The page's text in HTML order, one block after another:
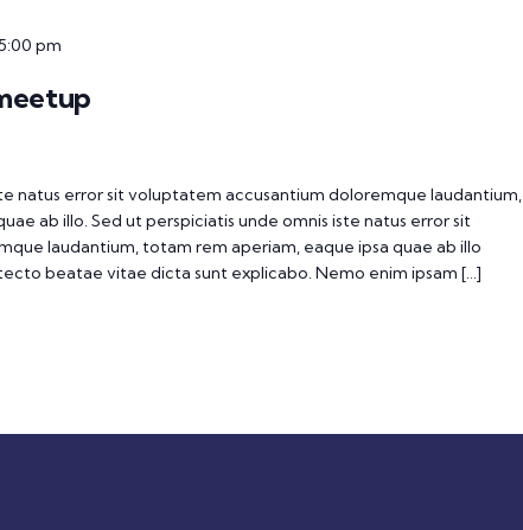
pm
natus error sit voluptatem accusantium doloremque laudantium,
ab illo. Sed ut perspiciatis unde omnis iste natus error sit
laudantium, totam rem aperiam, eaque ipsa quae ab illo
beatae vitae dicta sunt explicabo. Nemo enim ipsam […]